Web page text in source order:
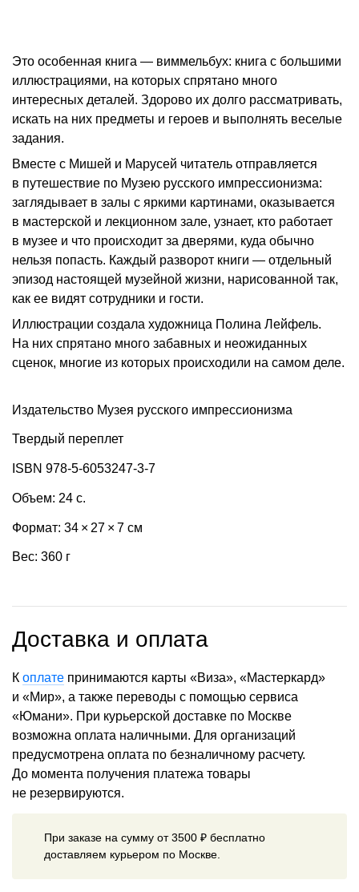
Это особенная книга — виммельбух: книга с большими
иллюстрациями, на которых спрятано много
интересных деталей. Здорово их долго рассматривать,
искать на них предметы и героев и выполнять веселые
задания.
Вместе с Мишей и Марусей читатель отправляется
в путешествие по Музею русского импрессионизма:
заглядывает в залы с яркими картинами, оказывается
в мастерской и лекционном зале, узнает, кто работает
в музее и что происходит за дверями, куда обычно
нельзя попасть. Каждый разворот книги — отдельный
эпизод настоящей музейной жизни, нарисованной так,
как ее видят сотрудники и гости.
Иллюстрации создала художница Полина Лейфель.
На них спрятано много забавных и неожиданных
сценок, многие из которых происходили на самом деле.
Издательство Музея русского импрессионизма
Твердый переплет
ISBN 978-5-6053247-3-7
Объем: 24 с.
Формат: 34 × 27 × 7 см
Вес: 360 г
Доставка и оплата
К оплате принимаются карты «Виза», «Мастеркард»
и «Мир», а также переводы с помощью сервиса
«Юмани». При курьерской доставке по Москве
возможна оплата наличными. Для организаций
предусмотрена оплата по безналичному расчету.
До момента получения платежа товары
не резервируются.
При заказе на сумму от 3500 ₽ бесплатно
доставляем курьером по Москве.